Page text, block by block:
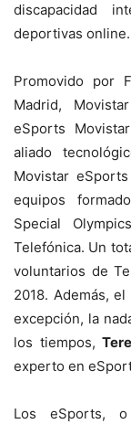
discapacidad
deportivas online.
Promovido por
Madrid,
eSports
aliado
Movistar
equipos
Special
Telefónica. Un
voluntarios de
2018. Además,
excepción, la
los tiempos,
experto en
Los eSports,